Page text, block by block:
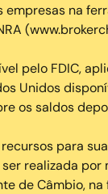
empresas na
pelo FDIC,
Unidos
os saldos
para
realizada por
de Câmbio,